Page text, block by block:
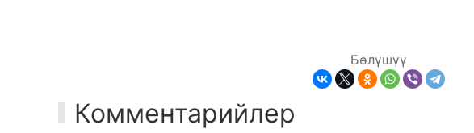
Бөлүшүү
Комментарийлер